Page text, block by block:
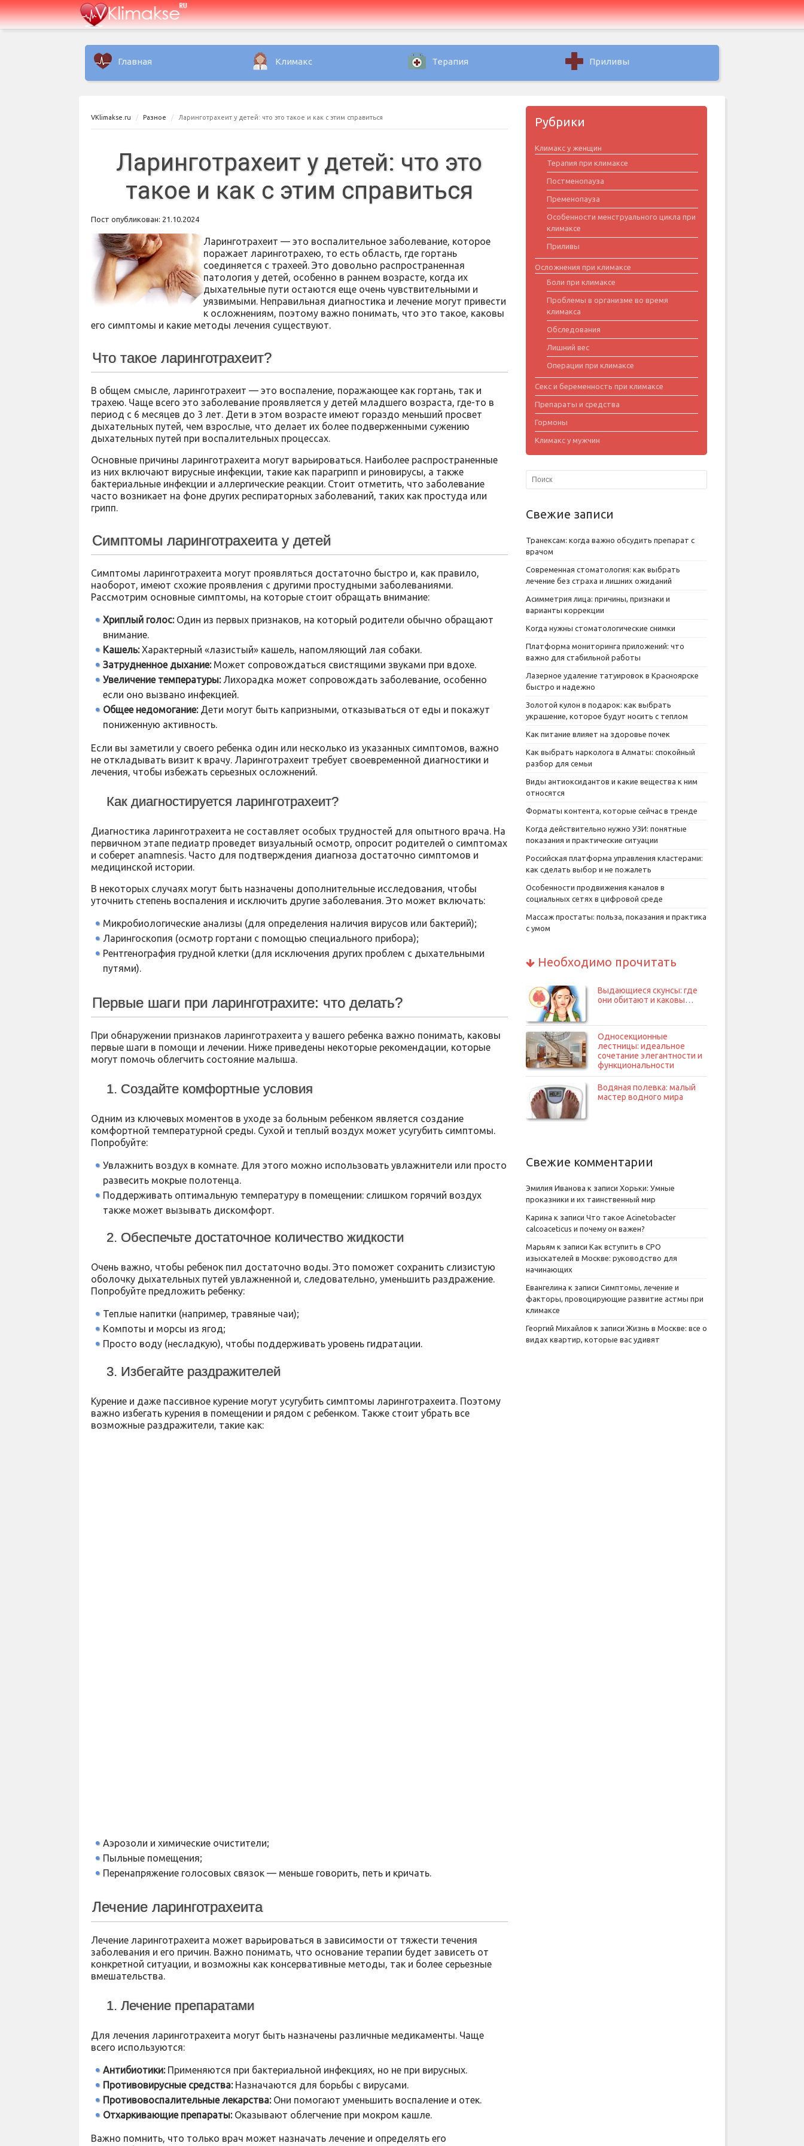
Главная Климакс Терапия Приливы
VKlimakse.ru Разное Ларинготрахеит у детей: что это такое и как с этим справиться
Ларинготрахеит у детей: что это
такое и как с этим справиться
Пост опубликован: 21.10.2024
Ларинготрахеит — это воспалительное заболевание, которое
поражает ларинготрахею, то есть область, где гортань
соединяется с трахеей. Это довольно распространенная
патология у детей, особенно в раннем возрасте, когда их
дыхательные пути остаются еще очень чувствительными и
уязвимыми. Неправильная диагностика и лечение могут привести
к осложнениям, поэтому важно понимать, что это такое, каковы
его симптомы и какие методы лечения существуют.
Что такое ларинготрахеит?
В общем смысле, ларинготрахеит — это воспаление, поражающее как гортань, так и
трахею. Чаще всего это заболевание проявляется у детей младшего возраста, где-то в
период с 6 месяцев до 3 лет. Дети в этом возрасте имеют гораздо меньший просвет
дыхательных путей, чем взрослые, что делает их более подверженными сужению
дыхательных путей при воспалительных процессах.
Основные причины ларинготрахеита могут варьироваться. Наиболее распространенные
из них включают вирусные инфекции, такие как парагрипп и риновирусы, а также
бактериальные инфекции и аллергические реакции. Стоит отметить, что заболевание
часто возникает на фоне других респираторных заболеваний, таких как простуда или
грипп.
Симптомы ларинготрахеита у детей
Симптомы ларинготрахеита могут проявляться достаточно быстро и, как правило,
наоборот, имеют схожие проявления с другими простудными заболеваниями.
Рассмотрим основные симптомы, на которые стоит обращать внимание:
Хриплый голос:Один из первых признаков, на который родители обычно обращают
внимание.
Кашель:Характерный «лазистый» кашель, напомляющий лая собаки.
Затрудненное дыхание:Может сопровождаться свистящими звуками при вдохе.
Увеличение температуры:Лихорадка может сопровождать заболевание, особенно
если оно вызвано инфекцией.
Общее недомогание:Дети могут быть капризными, отказываться от еды и покажут
пониженную активность.
Если вы заметили у своего ребенка один или несколько из указанных симптомов, важно
не откладывать визит к врачу. Ларинготрахеит требует своевременной диагностики и
лечения, чтобы избежать серьезных осложнений.
Как диагностируется ларинготрахеит?
Диагностика ларинготрахеита не составляет особых трудностей для опытного врача. На
первичном этапе педиатр проведет визуальный осмотр, опросит родителей о симптомах
и соберет anamnesis. Часто для подтверждения диагноза достаточно симптомов и
медицинской истории.
В некоторых случаях могут быть назначены дополнительные исследования, чтобы
уточнить степень воспаления и исключить другие заболевания. Это может включать:
Микробиологические анализы (для определения наличия вирусов или бактерий);
Ларингоскопия (осмотр гортани с помощью специального прибора);
Рентгенография грудной клетки (для исключения других проблем с дыхательными
путями).
Первые шаги при ларинготрахите: что делать?
При обнаружении признаков ларинготрахеита у вашего ребенка важно понимать, каковы
первые шаги в помощи и лечении. Ниже приведены некоторые рекомендации, которые
могут помочь облегчить состояние малыша.
1. Создайте комфортные условия
Одним из ключевых моментов в уходе за больным ребенком является создание
комфортной температурной среды. Сухой и теплый воздух может усугубить симптомы.
Попробуйте:
Увлажнить воздух в комнате. Для этого можно использовать увлажнители или просто
развесить мокрые полотенца.
Поддерживать оптимальную температуру в помещении: слишком горячий воздух
также может вызывать дискомфорт.
2. Обеспечьте достаточное количество жидкости
Очень важно, чтобы ребенок пил достаточно воды. Это поможет сохранить слизистую
оболочку дыхательных путей увлажненной и, следовательно, уменьшить раздражение.
Попробуйте предложить ребенку:
Теплые напитки (например, травяные чаи);
Компоты и морсы из ягод;
Просто воду (несладкую), чтобы поддерживать уровень гидратации.
3. Избегайте раздражителей
Курение и даже пассивное курение могут усугубить симптомы ларинготрахеита. Поэтому
важно избегать курения в помещении и рядом с ребенком. Также стоит убрать все
возможные раздражители, такие как:
Аэрозоли и химические очистители;
Пыльные помещения;
Перенапряжение голосовых связок — меньше говорить, петь и кричать.
Лечение ларинготрахеита
Лечение ларинготрахеита может варьироваться в зависимости от тяжести течения
заболевания и его причин. Важно понимать, что основание терапии будет зависеть от
конкретной ситуации, и возможны как консервативные методы, так и более серьезные
вмешательства.
1. Лечение препаратами
Для лечения ларинготрахеита могут быть назначены различные медикаменты. Чаще
всего используются:
Антибиотики:Применяются при бактериальной инфекциях, но не при вирусных.
Противовирусные средства:Назначаются для борьбы с вирусами.
Противовоспалительные лекарства:Они помогают уменьшить воспаление и отек.
Отхаркивающие препараты:Оказывают облегчение при мокром кашле.
Важно помнить, что только врач может назначать лечение и определять его
Рубрики
Климакс у женщин
Терапия при климаксе
Постменопауза
Пременопауза
Особенности менструального цикла при
климаксе
Приливы
Осложнения при климаксе
Боли при климаксе
Проблемы в организме во время
климакса
Обследования
Лишний вес
Операции при климаксе
Секс и беременность при климаксе
Препараты и средства
Гормоны
Климакс у мужчин
Свежие записи
Транексам: когда важно обсудить препарат с
врачом
Современная стоматология: как выбрать
лечение без страха и лишних ожиданий
Асимметрия лица: причины, признаки и
варианты коррекции
Когда нужны стоматологические снимки
Платформа мониторинга приложений: что
важно для стабильной работы
Лазерное удаление татуировок в Красноярске
быстро и надежно
Золотой кулон в подарок: как выбрать
украшение, которое будут носить с теплом
Как питание влияет на здоровье почек
Как выбрать нарколога в Алматы: спокойный
разбор для семьи
Виды антиоксидантов и какие вещества к ним
относятся
Форматы контента, которые сейчас в тренде
Когда действительно нужно УЗИ: понятные
показания и практические ситуации
Российская платформа управления кластерами:
как сделать выбор и не пожалеть
Особенности продвижения каналов в
социальных сетях в цифровой среде
Массаж простаты: польза, показания и практика
с умом
Необходимо прочитать
Выдающиеся скунсы: где
они обитают и каковы…
Односекционные
лестницы: идеальное
сочетание элегантности и
функциональности
Водяная полевка: малый
мастер водного мира
Свежие комментарии
Эмилия Иванова к записи Хорьки: Умные
проказники и их таинственный мир
Карина к записи Что такое Acinetobacter
calcoaceticus и почему он важен?
Марьям к записи Как вступить в СРО
изыскателей в Москве: руководство для
начинающих
Евангелина к записи Симптомы, лечение и
факторы, провоцирующие развитие астмы при
климаксе
Георгий Михайлов к записи Жизнь в Москве: все о
видах квартир, которые вас удивят